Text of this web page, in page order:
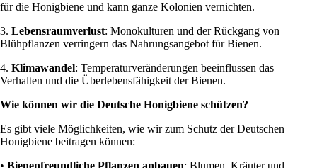
für die Honigbiene und kann ganze Kolonien vernichten.
3. Lebensraumverlust: Monokulturen und der Rückgang von
Blühpflanzen verringern das Nahrungsangebot für Bienen.
4. Klimawandel: Temperaturveränderungen beeinflussen das
Verhalten und die Überlebensfähigkeit der Bienen.
Wie können wir die Deutsche Honigbiene schützen?
Es gibt viele Möglichkeiten, wie wir zum Schutz der Deutschen
Honigbiene beitragen können:
• Bienenfreundliche Pflanzen anbauen: Blumen, Kräuter und